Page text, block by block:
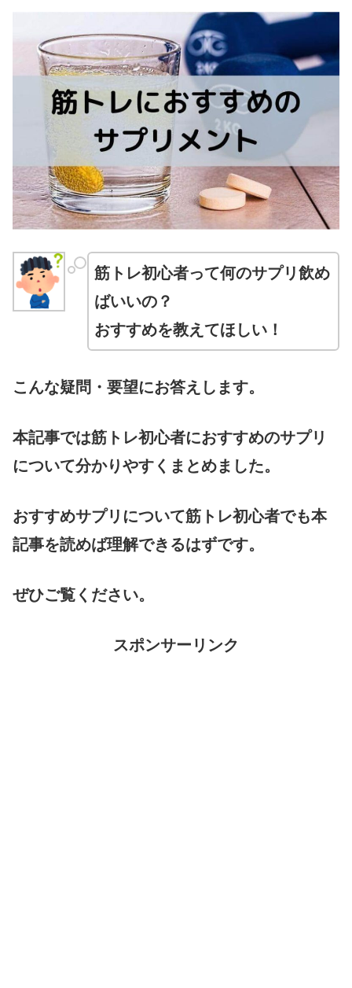
筋トレ初心者って何のサプリ飲め
ばいいの？
おすすめを教えてほしい！
こんな疑問・要望にお答えします。
本記事では筋トレ初心者におすすめのサプリ
について分かりやすくまとめました。
おすすめサプリについて筋トレ初心者でも本
記事を読めば理解できるはずです。
ぜひご覧ください。
スポンサーリンク